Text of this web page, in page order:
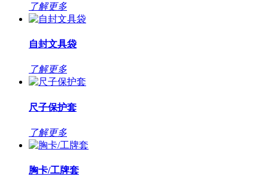
了解更多
自封文具袋
了解更多
尺子保护套
了解更多
胸卡/工牌套